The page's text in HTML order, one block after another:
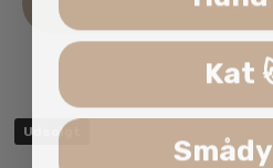
Udsolgt
Kat